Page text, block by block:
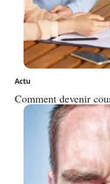
Actu
Comment devenir